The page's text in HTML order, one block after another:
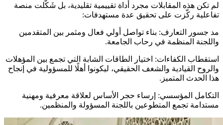
​لم تكن هذه المقابلات مجرد أداة تقييمية تقليدية، بل شَكّلت منصة
تفاعلية ركّزت على تحقيق عدة مستهدفات:
​مد جسور التعارف: بناء تواصل أولي فعال ومثمر بين المتقدمين
واللجنة المنظمة في رحاب الجامعة.
​استقطاب الكفاءات: اختيار الطاقات الشابة التي تجمع بين المؤهلات
والروح القيادية والشغف الحقيقي، ليكونوا أهلًا للمسؤولية في إنجاح
هذا الحدث المتميز.
​التكامل المؤسسي: إرساء حجر الأساس لعلاقة معرفية ومهنية
مستدامة تجمع المتطوعين باللجنة المسؤولة والمنظمين.